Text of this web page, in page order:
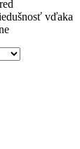
vďaka